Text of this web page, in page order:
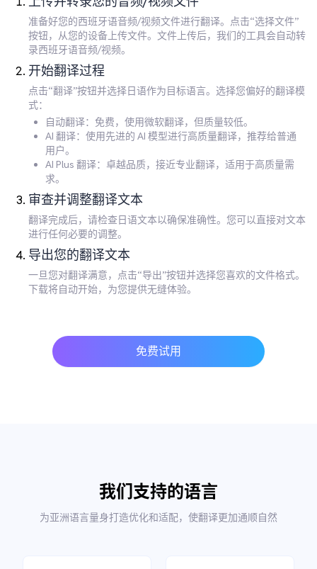
准备好您的西班牙语音频/视频文件进行翻译。点击“选择文件”
按钮，从您的设备上传文件。文件上传后，我们的工具会自动转
录西班牙语音频/视频。
开始翻译过程
点击“翻译”按钮并选择日语作为目标语言。选择您偏好的翻译模
式：
自动翻译：免费，使用微软翻译，但质量较低。
AI 翻译：使用先进的 AI 模型进行高质量翻译，推荐给普通
用户。
AI Plus 翻译：卓越品质，接近专业翻译，适用于高质量需
求。
审查并调整翻译文本
翻译完成后，请检查日语文本以确保准确性。您可以直接对文本
进行任何必要的调整。
导出您的翻译文本
一旦您对翻译满意，点击“导出”按钮并选择您喜欢的文件格式。
下载将自动开始，为您提供无缝体验。
免费试用
我们支持的语言
为亚洲语言量身打造优化和适配，使翻译更加通顺自然